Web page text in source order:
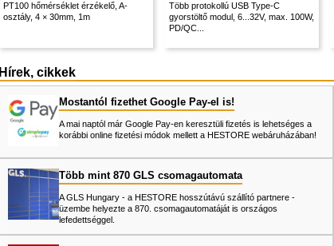
PT100 hőmérséklet érzékelő, A-
osztály, 4 × 30mm, 1m
Több protokollú USB Type-C
gyorstöltő modul, 6...32V, max. 100W,
PD/QC...
Hírek, cikkek
Mostantól fizethet Google Pay-el is!
A mai naptól már Google Pay-en keresztüli fizetés is lehetséges a
korábbi online fizetési módok mellett a HESTORE webáruházában!
Több mint 870 GLS csomagautomata
A GLS Hungary - a HESTORE hosszútávú szállító partnere -
üzembe helyezte a 870. csomagautomatáját is országos
lefedettséggel.